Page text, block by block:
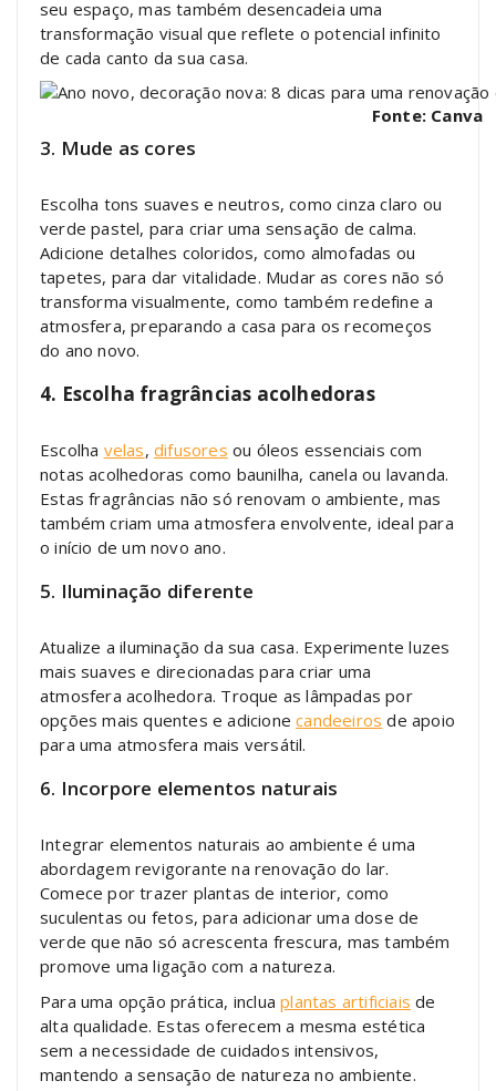
seu espaço, mas também desencadeia uma
transformação visual que reflete o potencial infinito
de cada canto da sua casa.
Fonte: Canva
3. Mude as cores
Escolha tons suaves e neutros, como cinza claro ou
verde pastel, para criar uma sensação de calma.
Adicione detalhes coloridos, como almofadas ou
tapetes, para dar vitalidade. Mudar as cores não só
transforma visualmente, como também redefine a
atmosfera, preparando a casa para os recomeços
do ano novo.
4. Escolha fragrâncias acolhedoras
Escolha velas,difusores ou óleos essenciais com
notas acolhedoras como baunilha, canela ou lavanda.
Estas fragrâncias não só renovam o ambiente, mas
também criam uma atmosfera envolvente, ideal para
o início de um novo ano.
5. Iluminação diferente
Atualize a iluminação da sua casa. Experimente luzes
mais suaves e direcionadas para criar uma
atmosfera acolhedora. Troque as lâmpadas por
opções mais quentes e adicionecandeeiros de apoio
para uma atmosfera mais versátil.
6. Incorpore elementos naturais
Integrar elementos naturais ao ambiente é uma
abordagem revigorante na renovação do lar.
Comece por trazer plantas de interior, como
suculentas ou fetos, para adicionar uma dose de
verde que não só acrescenta frescura, mas também
promove uma ligação com a natureza.
Para uma opção prática, incluaplantas artificiais de
alta qualidade. Estas oferecem a mesma estética
sem a necessidade de cuidados intensivos,
mantendo a sensação de natureza no ambiente.